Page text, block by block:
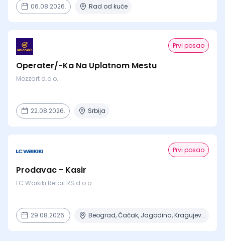
06.08.2026. Rad od kuće
Prvi posao
Operater/-Ka Na Uplatnom Mestu
Mozzart d.o.o.
22.08.2026. Srbija
Prvi posao
Prodavac - Kasir
LC Waikiki Retail RS d.o.o.
29.08.2026. Beograd, Čačak, Jagodina, Kragujevac, Kruševac + 15 mesta